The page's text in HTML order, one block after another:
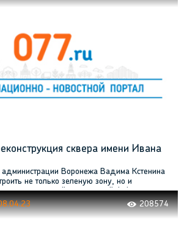
сквера имени Ивана
Воронежа Вадима Кстенина
не только зеленую зону, но и
прилегающей Никитинской библиотеки и
208574